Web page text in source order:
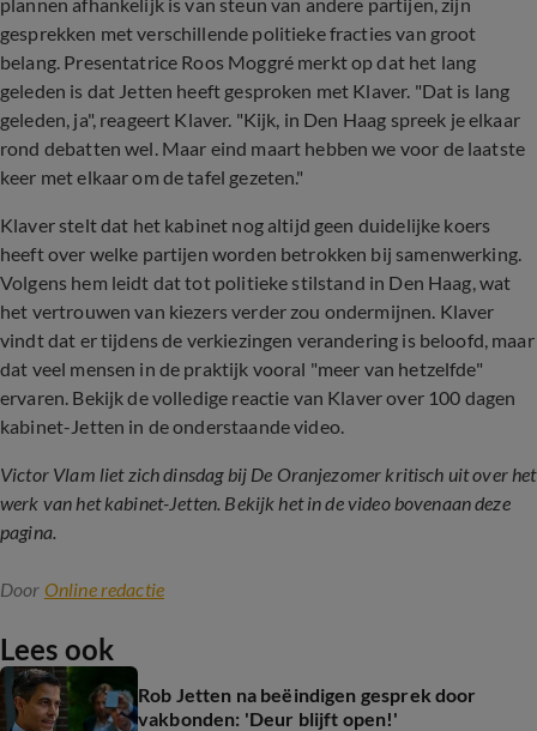
gesprekken met verschillende politieke fracties van groot
belang. Presentatrice Roos Moggré merkt op dat het lang
geleden is dat Jetten heeft gesproken met Klaver. "Dat is lang
geleden, ja", reageert Klaver. "Kijk, in Den Haag spreek je elkaar
rond debatten wel. Maar eind maart hebben we voor de laatste
keer met elkaar om de tafel gezeten."
Klaver stelt dat het kabinet nog altijd geen duidelijke koers
heeft over welke partijen worden betrokken bij samenwerking.
Volgens hem leidt dat tot politieke stilstand in Den Haag, wat
het vertrouwen van kiezers verder zou ondermijnen. Klaver
vindt dat er tijdens de verkiezingen verandering is beloofd, maar
dat veel mensen in de praktijk vooral "meer van hetzelfde"
ervaren. Bekijk de volledige reactie van Klaver over 100 dagen
kabinet-Jetten in de onderstaande video.
Victor Vlam liet zich dinsdag bij De Oranjezomer kritisch uit over het
werk van het kabinet-Jetten. Bekijk het in de video bovenaan deze
pagina.
Door Online redactie
Lees ook
Rob Jetten na beëindigen gesprek door
vakbonden: 'Deur blijft open!'